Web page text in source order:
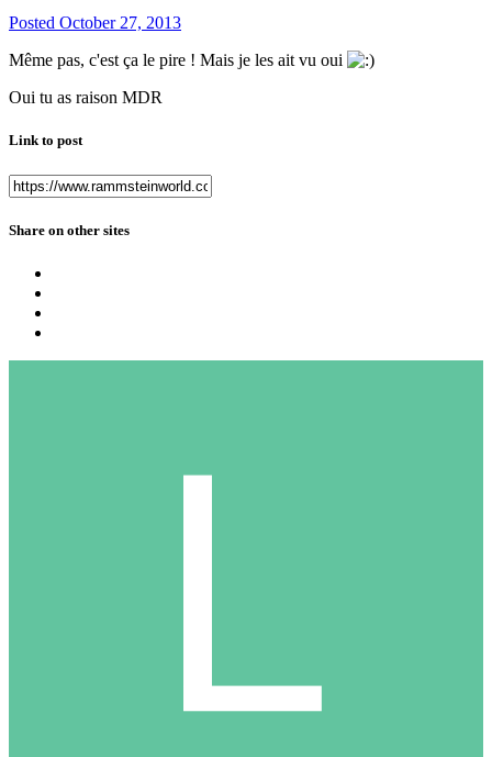
Posted October 27, 2013
Même pas, c'est ça le pire ! Mais je les ait vu oui
Oui tu as raison MDR
Link to post
Share on other sites